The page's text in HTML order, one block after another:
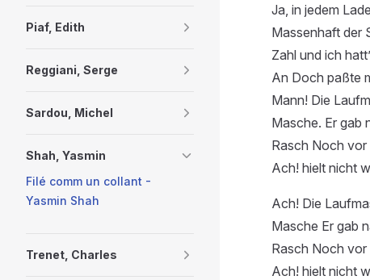
Piaf, Edith
Reggiani, Serge
Sardou, Michel
Shah, Yasmin
Filé comm un collant -
Yasmin Shah
Trenet, Charles
Ja, in jedem
Massenhaft der
Zahl und ich
An Doch paßte
Mann! Die
Masche. Er gab
Rasch Noch vor
Ach! hielt nicht
Ach! Die
Masche Er gab
Rasch Noch vor
Ach! hielt nicht